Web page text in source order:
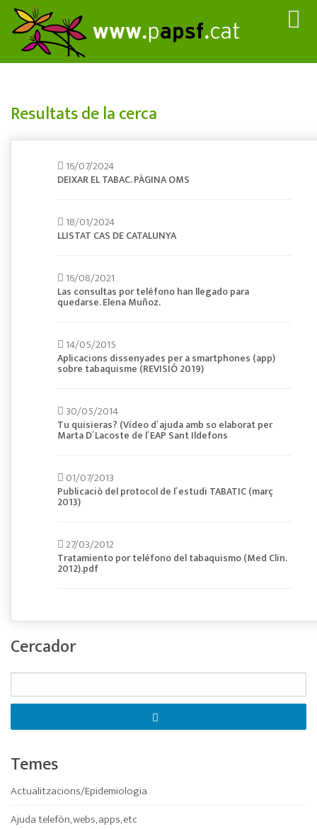
function buscar(){ var cerca = $('#name').val(); alert(cerca); var ruta =
"Cercador.aspx?nCerca=" + $('#name').val(); location.href = ruta; }
Resultats de la cerca
16/07/2024
DEIXAR EL TABAC. PÀGINA OMS
18/01/2024
LLISTAT CAS DE CATALUNYA
16/08/2021
Las consultas por teléfono han llegado para
quedarse. Elena Muñoz.
14/05/2015
Aplicacions dissenyades per a smartphones (app)
sobre tabaquisme (REVISIÓ 2019)
30/05/2014
Tu quisieras? (Vídeo d´ajuda amb so elaborat per
Marta D´Lacoste de l´EAP Sant Ildefons
01/07/2013
Publicaciò del protocol de l´estudi TABATIC (març
2013)
27/03/2012
Tratamiento por teléfono del tabaquismo (Med Clin.
2012).pdf
Cercador
Temes
Actualitzacions/Epidemiologia
Ajuda telefòn, webs, apps, etc